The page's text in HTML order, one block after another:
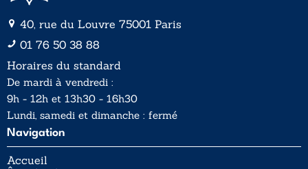
40, rue du Louvre 75001 Paris
01 76 50 38 88
Horaires du standard
De mardi à vendredi :
9h - 12h et 13h30 - 16h30
Lundi, samedi et dimanche : fermé
Navigation
Accueil